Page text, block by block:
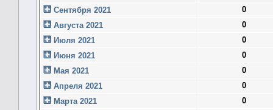
Сентября 2021
0
Августа 2021
0
Июля 2021
0
Июня 2021
0
Мая 2021
0
Апреля 2021
0
Марта 2021
0